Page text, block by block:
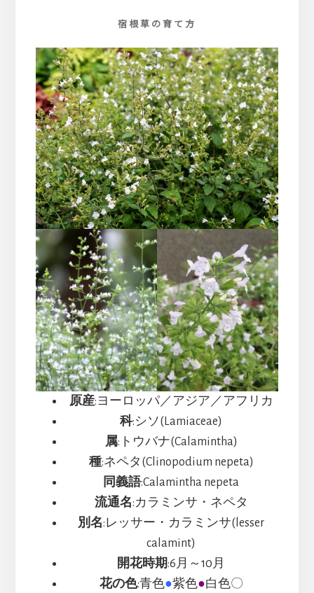
宿根草の育て方
原産:ヨーロッパ／アジア／アフリカ
科:シソ(Lamiaceae)
属:トウバナ(Calamintha)
種:ネペタ(Clinopodium nepeta)
同義語:Calamintha nepeta
流通名:カラミンサ・ネペタ
別名:レッサー・カラミンサ(lesser
calamint)
開花時期:6月～10月
花の色:青色●紫色●白色〇